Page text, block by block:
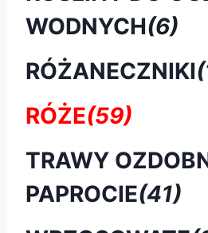
WODNYCH(6)
RÓŻANECZNIKI
RÓŻE(59)
TRAWY
PAPROCIE(41)